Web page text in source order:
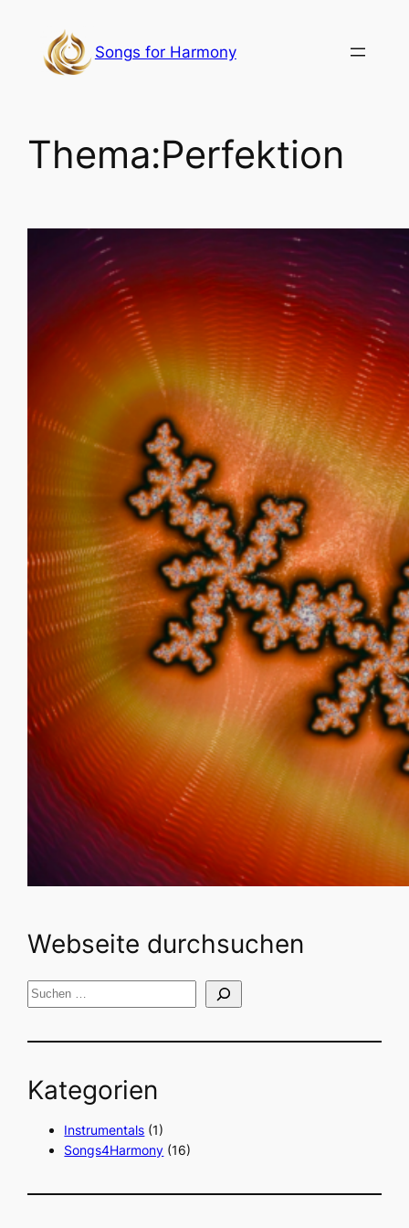
springen
Songs for Harmony
Thema:Perfektion
Embrace Imperfection –
umarme die
Unvollkommenheit
Webseite durchsuchen
S
c
e
Kategorien
Instrumentals (1)
Songs4Harmony (16)